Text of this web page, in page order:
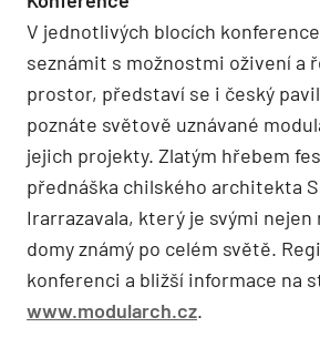
V jednotlivých blocích
seznámit s možnostmi oživení a
prostor, představí se i český
poznáte světově uznávané
jejich projekty. Zlatým hřebem
přednáška chilského architekta
Irarrazavala, který je svými nejen
domy známý po celém světě.
konferenci a bližší informace na
www.modularch.cz.